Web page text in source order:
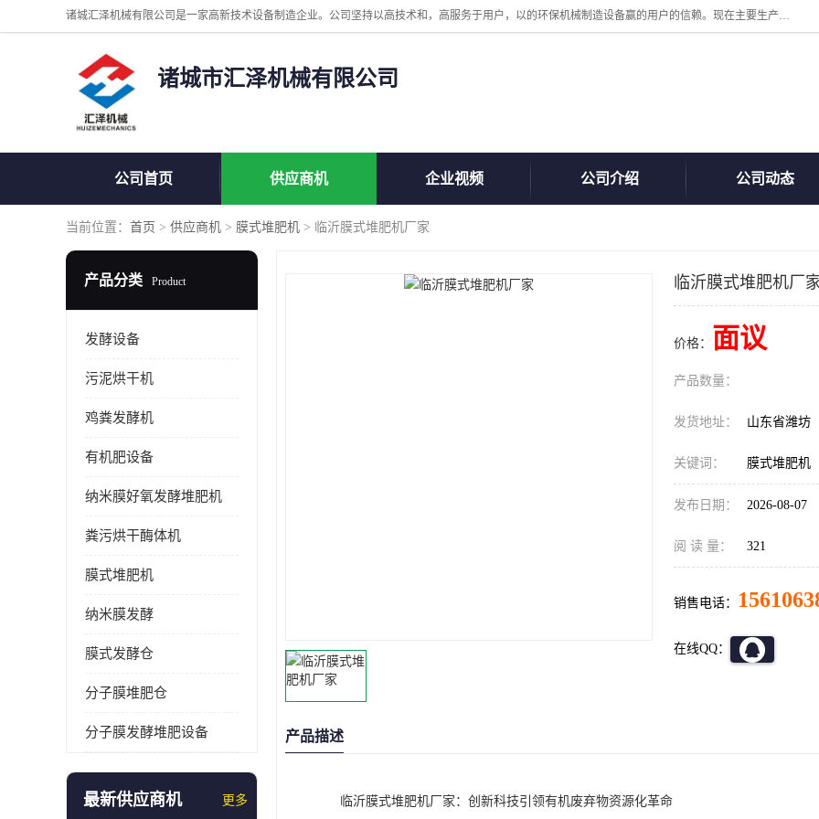
诸城汇泽机械有限公司是一家高新技术设备制造企业。公司坚持以高技术和，高服务于用户，以的环保机械制造设备赢的用户的信赖。现在主要生产死亡畜禽无害化处理和立式和卧式有机肥设备，搅拌机，烘干机，高温发酵机等。污水处理设备，固液分离机。气浮机，化制机等。公司秉承品质，用户至上，科技创新的经营理。
诸城市汇泽机械有限公司
公司首页 供应商机 企业视频 公司介绍 公司动态
当前位置： 首页 > 供应商机 > 膜式堆肥机 > 临沂膜式堆肥机厂家
产品分类 Product
发酵设备
污泥烘干机
鸡粪发酵机
有机肥设备
纳米膜好氧发酵堆肥机
粪污烘干酶体机
膜式堆肥机
纳米膜发酵
膜式发酵仓
分子膜堆肥仓
分子膜发酵堆肥设备
最新供应商机 更多
临沂膜式堆肥机厂
价格： 面议
产品数量：
发货地址： 山东省潍坊
关键词： 膜式堆肥机
发布日期： 2026-08-07
阅 读 量： 321
销售电话：
在线QQ：
产品描述
临沂膜式堆肥机厂家：创新科技引领有机废弃物资源化革命